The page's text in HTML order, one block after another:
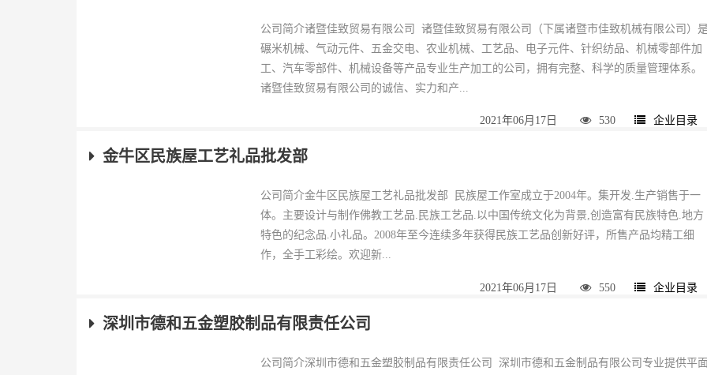
公司简介诸暨佳致贸易有限公司 诸暨佳致贸易有限公司（下属诸暨市佳致机械有限公司）
碾米机械、气动元件、五金交电、农业机械、工艺品、电子元件、针织纺品、机械零部件加
工、汽车零部件、机械设备等产品专业生产加工的公司，拥有完整、科学的质量管理体系。
诸暨佳致贸易有限公司的诚信、实力和产...
2021年06月17日 530 企业目录
金牛区民族屋工艺礼品批发部
公司简介金牛区民族屋工艺礼品批发部 民族屋工作室成立于2004年。集开发.生产销售于一
体。主要设计与制作佛教工艺品.民族工艺品.以中国传统文化为背景,创造富有民族特色.地方
特色的纪念品.小礼品。2008年至今连续多年获得民族工艺品创新好评，所售产品均精工细
作，全手工彩绘。欢迎新...
2021年06月17日 550 企业目录
深圳市德和五金塑胶制品有限责任公司
公司简介深圳市德和五金塑胶制品有限责任公司 深圳市德和五金制品有限公司专业提供平